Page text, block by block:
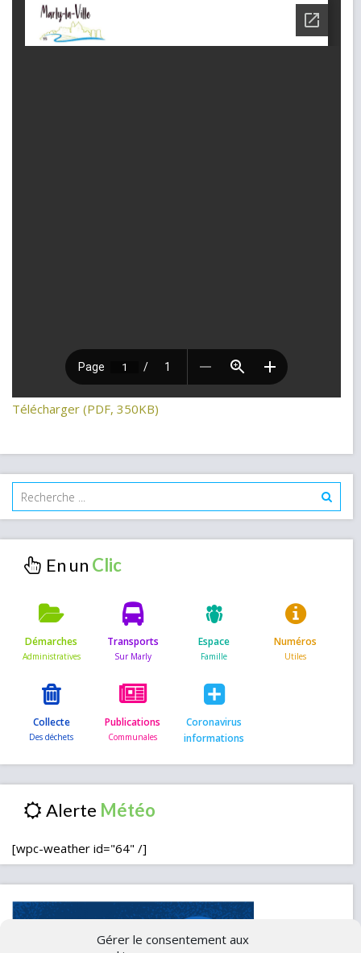
Gérer le consentement aux
Télécharger (PDF, 350KB)
En un
Démarches Transports Espace Numéros
Collecte Publications
Coronavirus
informations
Alerte
[wpc-weather id="64" /]